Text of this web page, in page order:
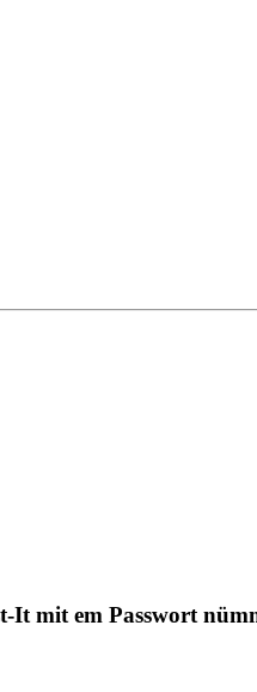
It mit em Passwort